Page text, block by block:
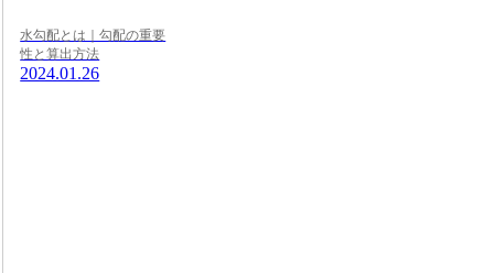
水勾配とは｜勾配の重要
性と算出方法
2024.01.26